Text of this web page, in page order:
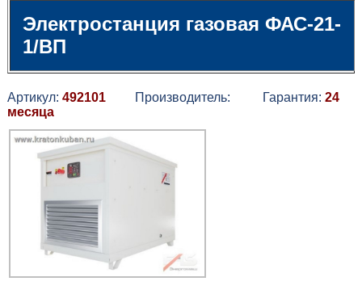
Электростанция газовая ФАС-21-
1/ВП
Артикул: 492101Производитель: Гарантия: 24
месяца